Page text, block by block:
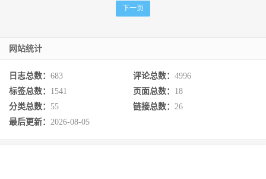
下一页
网站统计
日志总数： 683 评论总数： 4996
标签总数： 1541 页面总数： 18
分类总数： 55 链接总数： 26
最后更新： 2026-08-05